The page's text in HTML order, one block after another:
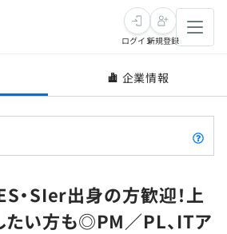
ログイン新規登録
企業情報
・SIer出身の方歓迎！上
たい方も◎PM／PL、ITア